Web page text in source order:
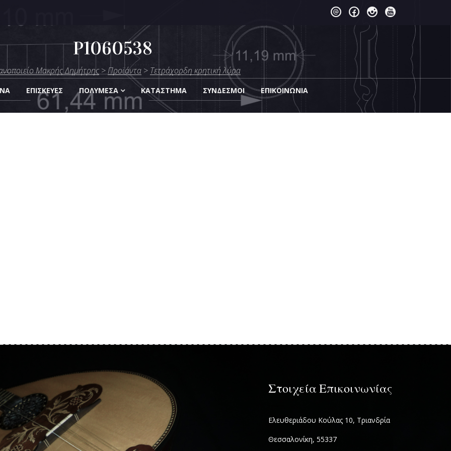
ΕΠΙΣΚΕΎΕΣ ΠΟΛΥΜΈΣΑ KΑΤΆΣΤΗΜΑ ΣΎΝΔΕΣΜΟΙ EΠΙΚΟΙΝΩΝΊΑ
P1060538
Μακρής Δημήτρης >Προϊόντα > Τετράχορδη κρητική λύρα
Στοιχεία Επικοινωνίας
Ελευθεριάδου Κούλας 10, Τριανδρία
Θεσσαλονίκη, 55337